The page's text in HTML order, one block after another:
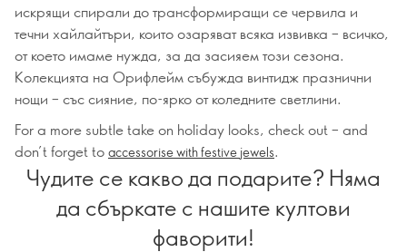
искрящи спирали до трансформиращи се червила и
течни хайлайтъри, които озаряват всяка извивка – всичко,
от което имаме нужда, за да засияем този сезона.
Колекцията на Орифлейм събужда винтидж празнични
нощи – със сияние, по-ярко от коледните светлини.
For a more subtle take on holiday looks, check out – and
don’t forget to accessorise with festive jewels.
Чудите се какво да подарите? Няма
да сбъркате с нашите култови
фаворити!